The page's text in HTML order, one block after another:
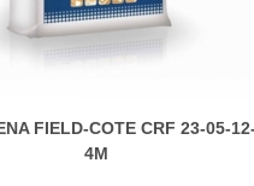
FIELD-COTE CRF 23-05-
4М